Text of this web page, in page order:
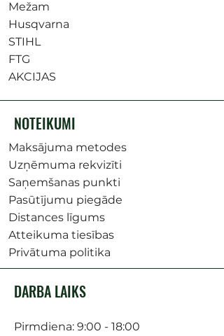
Mežam
Husqvarna
STIHL
FTG
AKCIJAS
NOTEIKUMI
Maksājuma metodes
Uzņēmuma rekvizīti
Saņemšanas punkti
Pasūtījumu piegāde
Distances līgums
Atteikuma tiesības
Privātuma politika
DARBA LAIKS
Pirmdiena: 9:00 - 18:00